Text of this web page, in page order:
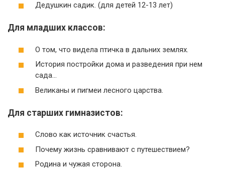
Дедушкин садик. (для детей 12-13 лет)
Для младших классов:
О том, что видела птичка в дальних землях.
История постройки дома и разведения при нем
сада…
Великаны и пигмеи лесного царства.
Для старших гимназистов:
Слово как источник счастья.
Почему жизнь сравнивают с путешествием?
Родина и чужая сторона.